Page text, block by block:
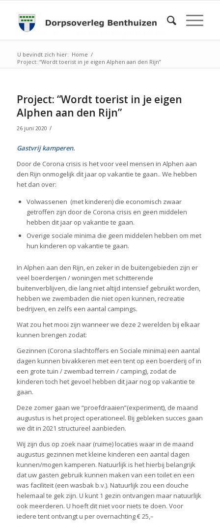
U bevindt zich hier: Home /
Project: “Wordt toerist in je eigen Alphen aan den Rijn”
Project: “Wordt toerist in je eigen
Alphen aan den Rijn”
26 juni 2020 /
Gastvrij kamperen.
Door de Corona crisis is het voor veel mensen in Alphen aan
den Rijn onmogelijk dit jaar op vakantie te gaan.. We hebben
het dan over:
Volwassenen (met kinderen) die economisch zwaar
getroffen zijn door de Corona crisis en geen middelen
hebben dit jaar op vakantie te gaan.
Overige sociale minima die geen middelen hebben om met
hun kinderen op vakantie te gaan.
In Alphen aan den Rijn, en zeker in de buitengebieden zijn er
veel boerderijen / woningen met schitterende
buitenverblijven, die lang niet altijd intensief gebruikt worden,
hebben we zwembaden die niet open kunnen, recreatie
bedrijven, en zelfs een aantal campings.
Wat zou het mooi zijn wanneer we deze 2 werelden bij elkaar
kunnen brengen zodat:
Gezinnen (Corona slachtoffers en Sociale minima) een aantal
dagen kunnen bivakkeren met een tent op een boerderij of in
een grote tuin / zwembad terrein / camping), zodat de
kinderen toch het gevoel hebben dit jaar nog op vakantie te
gaan.
Deze zomer gaan we “proefdraaien”(experiment), de maand
augustus is het project operationeel. Bij gebleken succes gaan
we dit in 2021 structureel aanbieden.
Wij zijn dus op zoek naar (ruime) locaties waar in de maand
augustus gezinnen met kleine kinderen een aantal dagen
kunnen/mogen kamperen. Natuurlijk is het hierbij belangrijk
dat uw gasten gebruik kunnen maken van een toilet en een
was faciliteit (een wasbak b.v.). Natuurlijk zou een douche
helemaal te gek zijn. U kunt 1 gezin ontvangen maar natuurlijk
ook meerderen. U hoeft dit niet voor niets te doen. Voor
iedere tent ontvangt u per overnachting € 25,–